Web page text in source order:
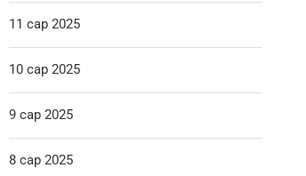
11 сар 2025
10 сар 2025
9 сар 2025
8 сар 2025